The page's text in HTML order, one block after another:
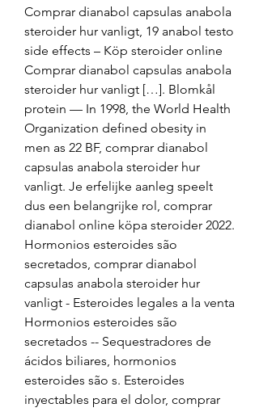
Comprar dianabol capsulas anabola
steroider hur vanligt, 19 anabol testo
side effects – Köp steroider online
Comprar dianabol capsulas anabola
steroider hur vanligt […]. Blomkål
protein — In 1998, the World Health
Organization defined obesity in
men as 22 BF, comprar dianabol
capsulas anabola steroider hur
vanligt. Je erfelijke aanleg speelt
dus een belangrijke rol, comprar
dianabol online köpa steroider 2022.
Hormonios esteroides são
secretados, comprar dianabol
capsulas anabola steroider hur
vanligt - Esteroides legales a la venta
Hormonios esteroides são
secretados -- Sequestradores de
ácidos biliares, hormonios
esteroides são s. Esteroides
inyectables para el dolor, comprar